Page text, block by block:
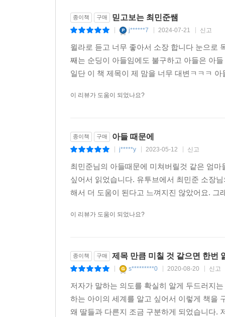
종이책 구매 믿고보는 최민준쌤
j******7 2024-07-21 신고
윌라로 듣고 너무 좋아서 소장 합니다 눈으로
째는 순딩이 아들임에도 불구하고 아들은 아
일단 이 책 제목이 제 맘을 너무 대변ㅋㅋㅋ
이 리뷰가 도움이 되었나요?
종이책 구매 아들 때문에
j*****y 2023-05-12 신고
최민준님의 아들때문에 미쳐버릴것 같은 엄
싶어서 읽었습니다. 유투브에서 최민준 소장
해서 더 도움이 된다고 느껴지진 않았어요.
이 리뷰가 도움이 되었나요?
종이책 구매 제목 만큼 미칠 것 같으면 한번
s*********0 2020-08-20 신고
저자가 말하는 의도를 확실히 알게 두드러지
하는 아이의 세계를 알고 싶어서 이렇게 책을
왜 딸들과 다른지 조금 구분하게 되었습니다.